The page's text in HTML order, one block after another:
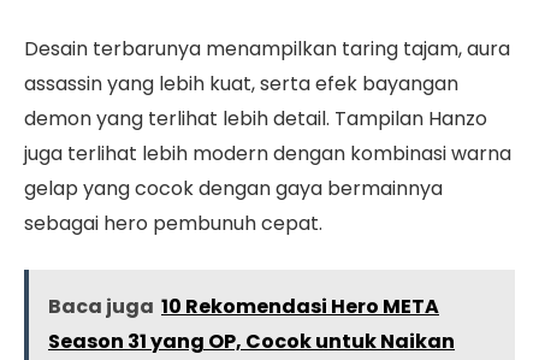
Desain terbarunya menampilkan taring tajam, aura
assassin yang lebih kuat, serta efek bayangan
demon yang terlihat lebih detail. Tampilan Hanzo
juga terlihat lebih modern dengan kombinasi warna
gelap yang cocok dengan gaya bermainnya
sebagai hero pembunuh cepat.
Baca juga 10 Rekomendasi Hero META
Season 31 yang OP, Cocok untuk Naikan